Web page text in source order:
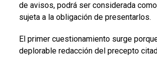
de avisos, podrá ser considerada
sujeta a la obligación de presentarlos.
El primer cuestionamiento surge
deplorable redacción del precepto